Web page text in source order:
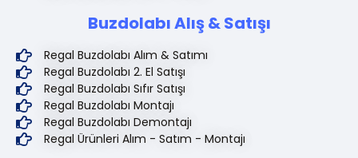
Buzdolabı Alış & Satışı
Regal Buzdolabı Alım & Satımı
Regal Buzdolabı 2. El Satışı
Regal Buzdolabı Sıfır Satışı
Regal Buzdolabı Montajı
Regal Buzdolabı Demontajı
Regal Ürünleri Alım - Satım - Montajı